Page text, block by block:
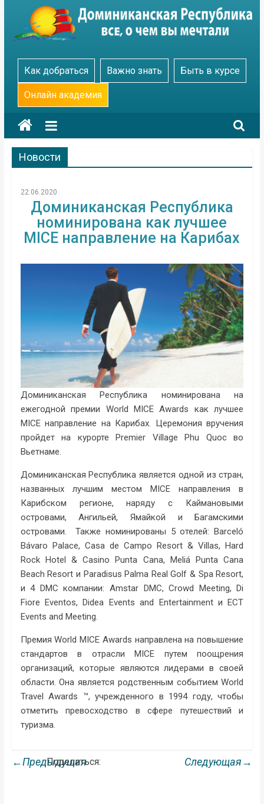
content
Go
Dominicana
Как добраться Важно знать Быть в курсе
Онлайн академия
Новости
22.06.2020
Доминиканская Республика
номинирована как лучшее
MICE направление на Карибах
Доминиканская Республика номинирована на
ежегодной премии World MICE Awards как лучшее
MICE направление на Карибах. Церемония вручения
пройдет на курорте Premier Village Phu Quoc во
Вьетнаме.
Доминиканская Республика является одной из стран,
названных лучшим местом MICE направления в
Карибском регионе, наряду с Каймановыми
островами, Ангильей, Ямайкой и Багамскими
островами. Также номинированы 5 отелей: Barceló
Bávaro Palace, Casa de Campo Resort & Villas, Hard
Rock Hotel & Casino Punta Cana, Meliá Punta Cana
Beach Resort и Paradisus Palma Real Golf & Spa Resort,
и 4 DMC компании: Amstar DMC, Crowd Meeting, Di
Fiore Eventos, Didea Events and Entertainment и ECT
Events and Meeting.
Премия World MICE Awards направлена ​​на повышение
стандартов в отрасли MICE путем поощрения
организаций, которые являются лидерами в своей
области. Она является родственным событием World
Travel Awards ™, учрежденного в 1994 году, чтобы
отметить превосходство в сфере путешествий и
туризма.
←Предыдущая Следующая→
Поделиться: